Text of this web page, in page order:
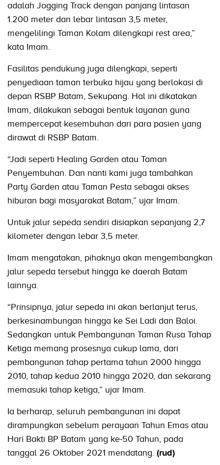
adalah Jogging Track dengan panjang lintasan
1.200 meter dan lebar lintasan 3,5 meter,
mengelilingi Taman Kolam dilengkapi rest area,”
kata Imam.
Fasilitas pendukung juga dilengkapi, seperti
penyediaan taman terbuka hijau yang berlokasi di
depan RSBP Batam, Sekupang. Hal ini dikatakan
Imam, dilakukan sebagai bentuk layanan guna
mempercepat kesembuhan dari para pasien yang
dirawat di RSBP Batam.
“Jadi seperti Healing Garden atau Taman
Penyembuhan. Dan nanti kami juga tambahkan
Party Garden atau Taman Pesta sebagai akses
hiburan bagi masyarakat Batam,” ujar Imam.
Untuk jalur sepeda sendiri disiapkan sepanjang 2,7
kilometer dengan lebar 3,5 meter.
Imam mengatakan, pihaknya akan mengembangkan
jalur sepeda tersebut hingga ke daerah Batam
lainnya.
“Prinsipnya, jalur sepeda ini akan berlanjut terus,
berkesinambungan hingga ke Sei Ladi dan Baloi.
Sedangkan untuk Pembangunan Taman Rusa Tahap
Ketiga memang prosesnya cukup lama, dari
pembangunan tahap pertama tahun 2000 hingga
2010, tahap kedua 2010 hingga 2020, dan sekarang
memasuki tahap ketiga,” ujar Imam.
Ia berharap, seluruh pembangunan ini dapat
dirampungkan sebelum perayaan Tahun Emas atau
Hari Bakti BP Batam yang ke-50 Tahun, pada
tanggal 26 Oktober 2021 mendatang. (rud)